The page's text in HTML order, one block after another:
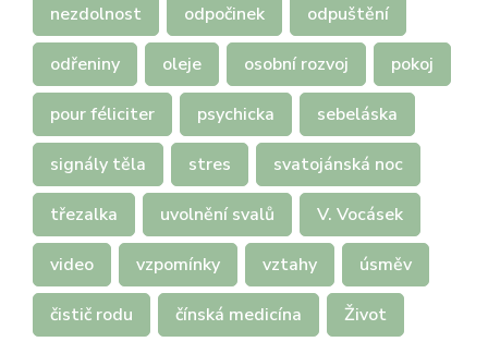
nezdolnost odpočinek odpuštění
odřeniny oleje osobní rozvoj pokoj
pour féliciter psychicka sebeláska
signály těla stres svatojánská noc
třezalka uvolnění svalů V. Vocásek
video vzpomínky vztahy úsměv
čistič rodu čínská medicína Život